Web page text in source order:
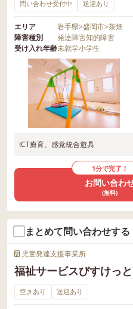
問い合わせ受付中 送迎あり
エリア 岩手県>盛岡市>茶畑
障害種別
発達障害知的障害
受け入れ年齢未就学小学生
ICT療育、感覚統合遊具
1分で完了！
お問い合わ
(無料)
まとめて問い合わせする
児童発達支援事業所
福祉サービスびすけっと
空きあり 送迎あり